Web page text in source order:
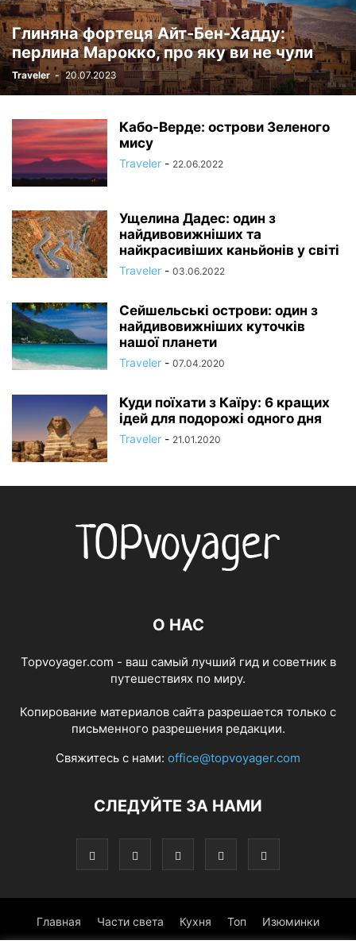
Глиняна фортеця Айт-Бен-Хадду:
перлина Марокко, про яку ви не чули
Traveler - 20.07.2023
Кабо-Верде: острови Зеленого
мису
Traveler - 22.06.2022
Ущелина Дадес: один з
найдивовижніших та
найкрасивіших каньйонів у світі
Traveler - 03.06.2022
Сейшельські острови: один з
найдивовижніших куточків
нашої планети
Traveler - 07.04.2020
Куди поїхати з Каїру: 6 кращих
ідей для подорожі одного дня
Traveler - 21.01.2020
О НАС
Topvoyager.com - ваш самый лучший гид и советник в
путешествиях по миру.
Копирование материалов сайта разрешается только с
письменного разрешения редакции.
Свяжитесь с нами: office@topvoyager.com
СЛЕДУЙТЕ ЗА НАМИ
Главная Части света Кухня Топ Изюминки